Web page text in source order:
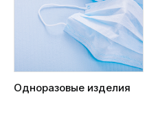
Одноразовые изделия